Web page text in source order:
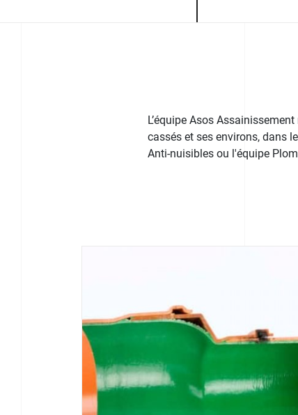
L’équipe Asos
cassés et ses environs, dans
Anti-nuisibles ou l'équipe